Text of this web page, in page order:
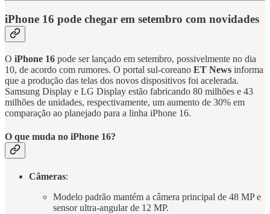
iPhone 16 pode chegar em setembro com novidades
O iPhone 16 pode ser lançado em setembro, possivelmente no dia
10, de acordo com rumores. O portal sul-coreano ET News informa
que a produção das telas dos novos dispositivos foi acelerada.
Samsung Display e LG Display estão fabricando 80 milhões e 43
milhões de unidades, respectivamente, um aumento de 30% em
comparação ao planejado para a linha iPhone 16.
O que muda no iPhone 16?
Câmeras:
Modelo padrão mantém a câmera principal de 48 MP e
sensor ultra-angular de 12 MP.